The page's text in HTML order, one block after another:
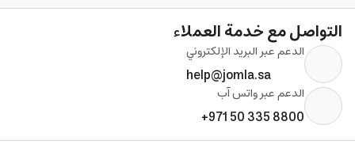
التواصل مع خدمة العملاء
الدعم عبر البريد الإلكتروني
help@jomla.sa
الدعم عبر واتس آب
+971 50 335 8800